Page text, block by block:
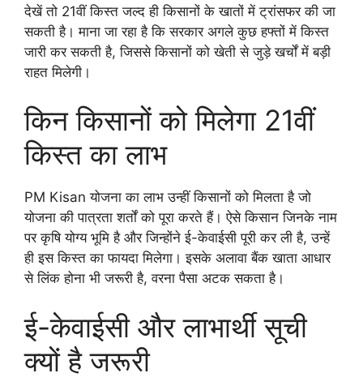
देखें तो 21वीं किस्त जल्द ही किसानों के खातों में ट्रांसफर की जा
सकती है। माना जा रहा है कि सरकार अगले कुछ हफ्तों में किस्त
जारी कर सकती है, जिससे किसानों को खेती से जुड़े खर्चों में बड़ी
राहत मिलेगी।
किन किसानों को मिलेगा 21वीं
किस्त का लाभ
PM Kisan योजना का लाभ उन्हीं किसानों को मिलता है जो
योजना की पात्रता शर्तों को पूरा करते हैं। ऐसे किसान जिनके नाम
पर कृषि योग्य भूमि है और जिन्होंने ई-केवाईसी पूरी कर ली है, उन्हें
ही इस किस्त का फायदा मिलेगा। इसके अलावा बैंक खाता आधार
से लिंक होना भी जरूरी है, वरना पैसा अटक सकता है।
ई-केवाईसी और लाभार्थी सूची
क्यों है जरूरी